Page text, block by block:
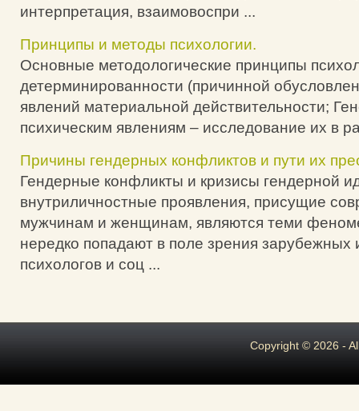
интерпретация, взаимовоспри ...
Принципы и методы психологии.
Основные методологические принципы
детерминированности (причинной
явлений материальной действительности;
психическим явлениям – исследование их в
Причины гендерных конфликтов и пути их
Гендерные конфликты и кризисы гендерной
внутриличностные проявления, присущие
мужчинам и женщинам, являются теми
нередко попадают в поле зрения зарубежных
психологов и соц ...
Copyright © 2026 -